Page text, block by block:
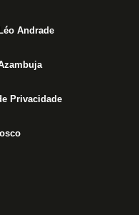
Andrade
Privacidade
Túlio Lustosa